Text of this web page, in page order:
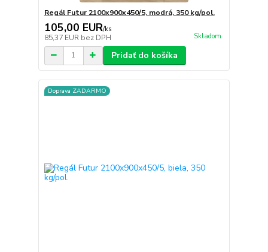
Regál Futur 2100x900x450/5, modrá, 350 kg/pol.
105,00 EUR/ks
85,37 EUR bez DPH Skladom
Pridať do košíka
Doprava ZADARMO